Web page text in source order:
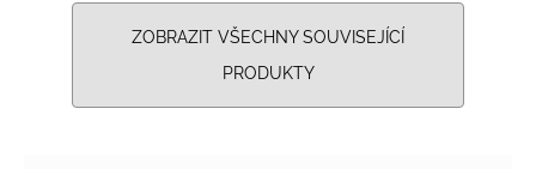
ZOBRAZIT VŠECHNY SOUVISEJÍCÍ
PRODUKTY